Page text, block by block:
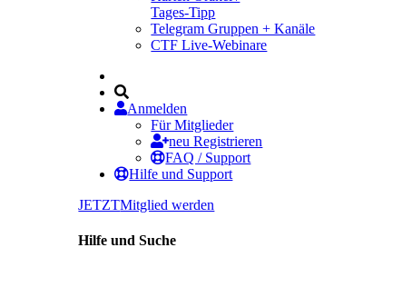
Tages-Tipp
Telegram Gruppen + Kanäle
CTF Live-Webinare
Anmelden
Für Mitglieder
neu Registrieren
FAQ / Support
Hilfe und Support
JETZTMitglied werden
Hilfe und Suche